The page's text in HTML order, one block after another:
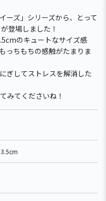
ーズ」シリーズから、とって
登場しました！
のキュートなサイズ感
っちもちの感触がたまりま
ぎしてストレスを解消した
みてくださいね！